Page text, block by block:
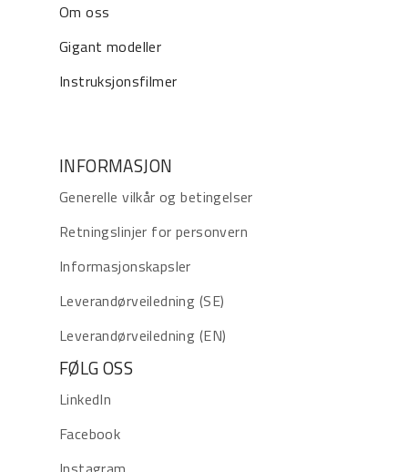
Om oss
Gigant modeller
Instruksjonsfilmer
INFORMASJON
Generelle vilkår og betingelser
Retningslinjer for personvern
Informasjonskapsler
Leverandørveiledning (SE)
Leverandørveiledning (EN)
FØLG OSS
LinkedIn
Facebook